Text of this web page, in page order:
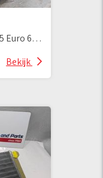
D2676LF45 / D 2676 LF 45 Euro 6 LKW Motor
Bekijk